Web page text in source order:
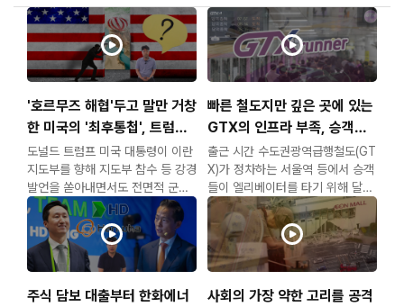
'호르무즈 해협'두고 말만 거창
한 미국의 '최후통첩', 트럼프
의 갈팡지팡 이유가 '미사일 품
귀'?
도널드 트럼프 미국 대통령이 이란
지도부를 향해 지도부 참수 등 강경
발언을 쏟아내면서도 전면적 군사
작전을 미루는 일을 반복하자 그 배
경에 관심이 쏠리고 있다.
전문가들은 미국이
빠른 철도지만 깊은 곳에 있는
GTX의 인프라 부족, 승객들
은 출근길부터 달린다
출근 시간 수도권광역급행철도(GT
X)가 정차하는 서울역 등에서 승객
들이 엘리베이터를 타기 위해 달리
는 기현상이 벌어지고 있다.
GTX는 빠른 이동이 가능하지만,
지하 40~60m에 달하는
주식 담보 대출부터 한화에너
사회의 가장 약한 고리를 공격